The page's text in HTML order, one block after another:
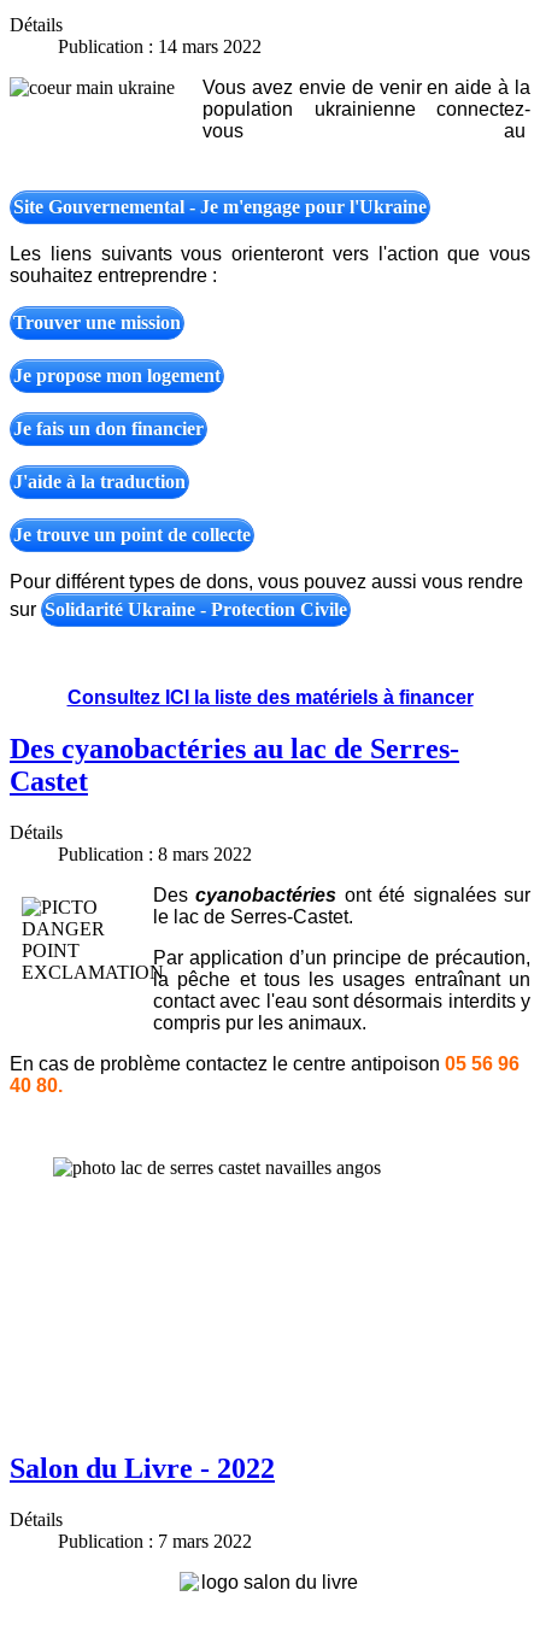
Détails
Publication : 14 mars 2022
Vous avez envie de venir en aide à la
population ukrainienne connectez-
vous au
Site Gouvernemental - Je m'engage pour l'Ukraine
Les liens suivants vous orienteront vers l'action que vous
souhaitez entreprendre :
Trouver une mission
Je propose mon logement
Je fais un don financier
J'aide à la traduction
Je trouve un point de collecte
Pour différent types de dons, vous pouvez aussi vous rendre
sur Solidarité Ukraine - Protection Civile
Consultez ICI la liste des matériels à financer
Des cyanobactéries au lac de Serres-
Castet
Détails
Publication : 8 mars 2022
Descyanobactéries ont été signalées sur
le lac de Serres-Castet.
Par application d’un principe de précaution,
la pêche et tous les usages entraînant un
contact avec l'eau sont désormais interdits y
compris pur les animaux.
En cas de problème contactez le centre antipoison 05 56 96
40 80.
Salon du Livre - 2022
Détails
Publication : 7 mars 2022